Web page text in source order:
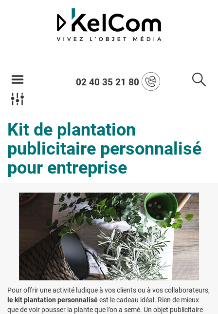
02 40 35 21 80
Kit de plantation
publicitaire personnalisé
pour entreprise
Pour offrir une activité ludique à vos clients ou à vos collaborateurs,
le kit plantation personnaliséest le cadeau idéal. Rien de mieux
que de voir pousser la plante que l’on a semé. Un objet publicitaire